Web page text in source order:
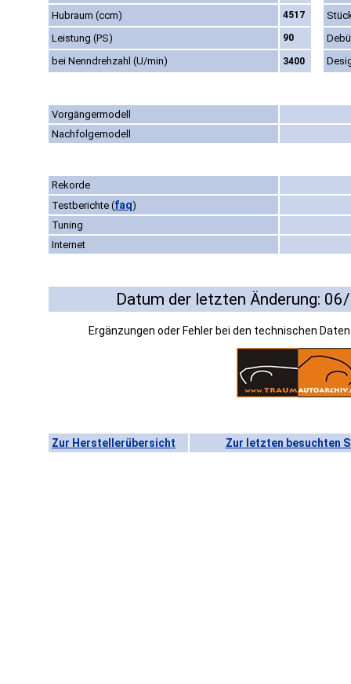
Hubraum (ccm)
4517
Leistung (PS)
90
bei Nenndrehzahl (U/min)
3400
Vorgängermodell
Nachfolgemodell
Rekorde
Testberichte (faq)
Tuning
Internet
Datum der letzten Änderung:
Ergänzungen oder Fehler bei den technischen
Zur Herstellerübersicht Zur letzten besuchten